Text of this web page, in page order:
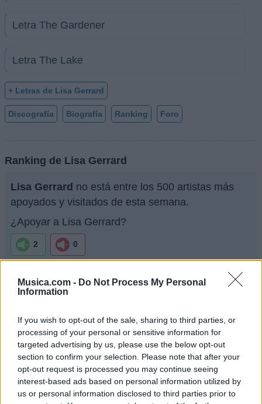
Musica.com - Do Not Process My Personal
Information
If you wish to opt-out of the sale, sharing to third parties, or
processing of your personal or sensitive information for
targeted advertising by us, please use the below opt-out
section to confirm your selection. Please note that after your
opt-out request is processed you may continue seeing
interest-based ads based on personal information utilized by
us or personal information disclosed to third parties prior to
Letra The Gardener
Letra The Lake
+ Letras de Lisa Gerrard
Discografía Biografía Ranking Foro
Ranking de Lisa Gerrard
Lisa Gerrard no está entre los 500 artistas más
apoyados y visitados de esta semana.
¿Apoyar a Lisa Gerrard?
2 0
Ranking de Lisa Gerrard TOP Música